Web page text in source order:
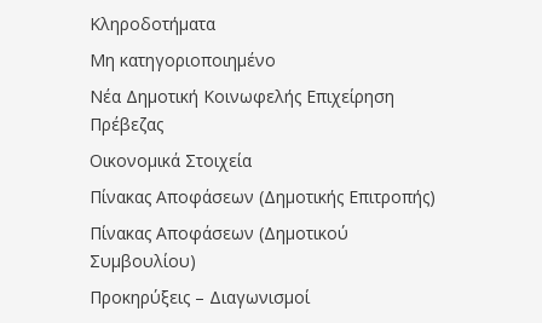
Κληροδοτήματα
Μη κατηγοριοποιημένο
Νέα Δημοτική Κοινωφελής Επιχείρηση
Πρέβεζας
Οικονομικά Στοιχεία
Πίνακας Αποφάσεων (Δημοτικής Επιτροπής)
Πίνακας Αποφάσεων (Δημοτικού
Συμβουλίου)
Προκηρύξεις – Διαγωνισμοί